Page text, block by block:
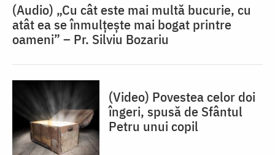
(Audio) „Cu cât este mai multă bucurie, cu
atât ea se înmulțește mai bogat printre
oameni” – Pr. Silviu Bozariu
(Video) Povestea celor doi
îngeri, spusă de Sfântul
Petru unui copil